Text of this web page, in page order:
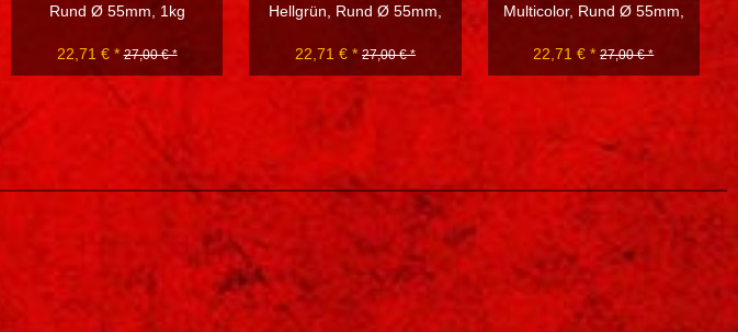
Rund Ø 55mm, 1kg
22,71 € * 27,00 € *
Hellgrün, Rund Ø 55mm,
22,71 € * 27,00 € *
Multicolor, Rund Ø 55mm,
22,71 € * 27,00 € *